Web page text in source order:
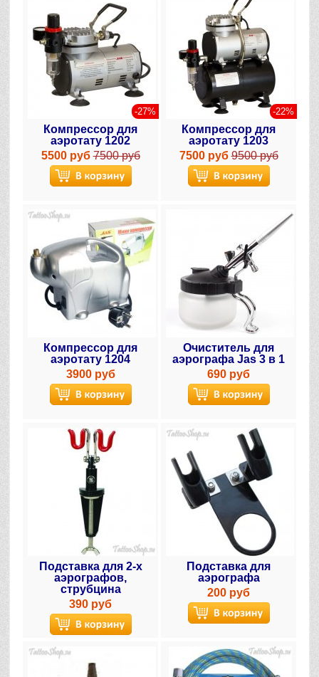
-27%
Компрессор для
аэротату 1202
5500 руб 7500 руб
-22%
Компрессор для
аэротату 1203
7500 руб 9500 руб
Компрессор для
аэротату 1204
3900 руб
Очиститель для
аэрографа Jas 3 в 1
690 руб
Подставка для 2-х
аэрографов,
струбцина
390 руб
Подставка для
аэрографа
200 руб